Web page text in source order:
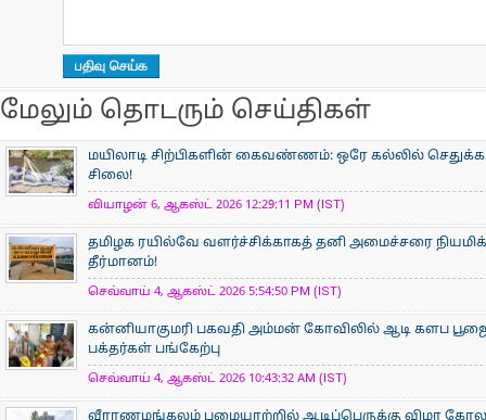
மேலும் தொடரும் செய்திகள்
மயிலாடி சிற்பிகளின் கைவண்ணம்: ஒரே கல்லில்
சிலை!
வியாழன் 6, ஆகஸ்ட் 2026 12:29:11 PM (IST)
தமிழக ரயில்வே வளர்ச்சிக்காகத் தனி அமைச்சரை
தீர்மானம்!
செவ்வாய் 4, ஆகஸ்ட் 2026 5:54:50 PM (IST)
கன்னியாகுமரி பகவதி அம்மன் கோவிலில் ஆடி களப
பக்தர்கள் பங்கேற்பு
செவ்வாய் 4, ஆகஸ்ட் 2026 10:43:32 AM (IST)
வீராணமங்கலம் பழையாற்றில் ஆடிப்பெருக்கு விழா